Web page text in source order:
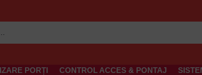
PORȚI CONTROL ACCES & PONTAJ